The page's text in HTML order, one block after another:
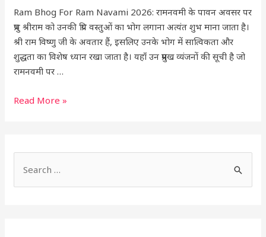
Ram Bhog For Ram Navami 2026: रामनवमी के पावन अवसर पर
प्रभु श्रीराम को उनकी प्रिय वस्तुओं का भोग लगाना अत्यंत शुभ माना जाता है।
श्री राम विष्णु जी के अवतार हैं, इसलिए उनके भोग में सात्विकता और
शुद्धता का विशेष ध्यान रखा जाता है। यहाँ उन प्रमुख व्यंजनों की सूची है जो
रामनवमी पर …
लगाएं
ये
5
भोग
प्रसन्न
Read More »
e